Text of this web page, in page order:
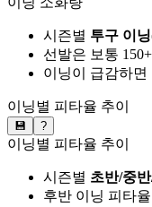
시즌별 투구 이
선발은 보통
이닝이 급감하면
이닝별 피타율 추이
💾 ?
이닝별 피타율 추이
시즌별 초반/중
후반 이닝 피타